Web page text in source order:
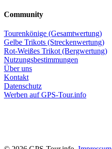
Community
Tourenkönige (Gesamtwertung)
Gelbe Trikots (Streckenwertung)
Rot-Weißes Trikot (Bergwertung)
Nutzungsbestimmungen
Über uns
Kontakt
Datenschutz
Werben auf GPS-Tour.info